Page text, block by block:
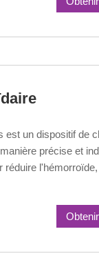
est un dispositif de
précise et
réduire